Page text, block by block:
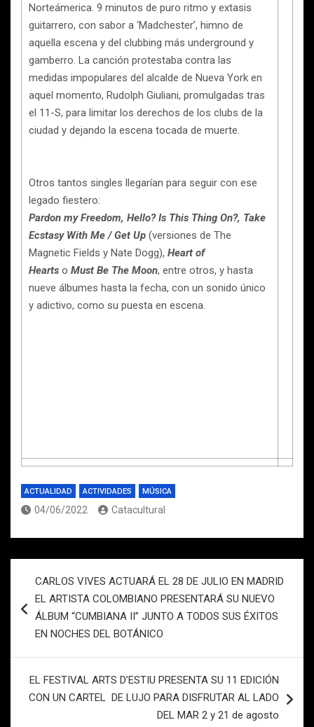
Norteámerica. 9 minutos de puro ritmo y extasis
guitarrero, con sabor a ‘Madchester’, himno de
aquella escena y del clubbing más underground y
gamberro. La canción protestaba contra las
medidas impopulares del alcalde de Nueva York en
aquel momento, Rudolph Giuliani, promulgadas tras
el 11-S, para limitar los derechos de los clubs de la
ciudad y dejando la escena tocada de muerte.
Otros tantos singles llegarían para seguir con ese
legado fiestero:
Pardon my Freedom, Hello? Is This Thing On?, Take
Ecstasy With Me / Get Up (versiones de The
Magnetic Fields y Nate Dogg), Heart of
Hearts o Must Be The Moon, entre otros, y hasta
nueve álbumes hasta la fecha, con un sonido único
y adictivo, como su puesta en escena.
ACTUALIDAD ACTIVIDADES MÚSICA
04/06/2022 Catacultural
entradas
CARLOS VIVES ACTUARÁ EL 28 DE JULIO EN MADRID
EL ARTISTA COLOMBIANO PRESENTARÁ SU NUEVO
ÁLBUM “CUMBIANA II” JUNTO A TODOS SUS ÉXITOS
EN NOCHES DEL BOTÁNICO
EL FESTIVAL ARTS D’ESTIU PRESENTA SU 11 EDICIÓN
CON UN CARTEL DE LUJO PARA DISFRUTAR AL LADO
DEL MAR 2 y 21 de agosto